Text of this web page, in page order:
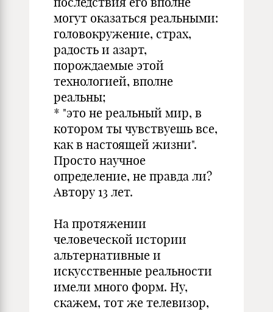
могут оказаться реальными:
головокружение, страх,
радость и азарт,
порождаемые этой
технологией, вполне
реальны;
* "это не реальный мир, в
котором ты чувствуешь все,
как в настоящей жизни".
Просто научное
определение, не правда ли?
Автору 13 лет.
На протяжении
человеческой истории
альтернативные и
искусственные реальности
имели много форм. Ну,
скажем, тот же телевизор,